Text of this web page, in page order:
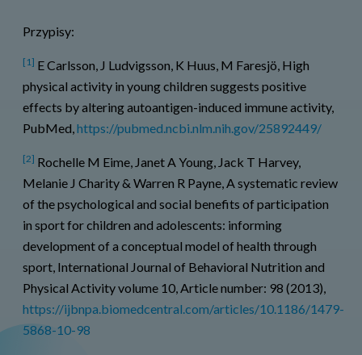
Przypisy:
[1] E Carlsson, J Ludvigsson, K Huus, M Faresjö, High
physical activity in young children suggests positive
effects by altering autoantigen-induced immune activity,
PubMed,https://pubmed.ncbi.nlm.nih.gov/25892449/
[2] Rochelle M Eime, Janet A Young, Jack T Harvey,
Melanie J Charity & Warren R Payne, A systematic review
of the psychological and social benefits of participation
in sport for children and adolescents: informing
development of a conceptual model of health through
sport, International Journal of Behavioral Nutrition and
Physical Activity volume 10, Article number: 98 (2013),
https://ijbnpa.biomedcentral.com/articles/10.1186/1479-
5868-10-98